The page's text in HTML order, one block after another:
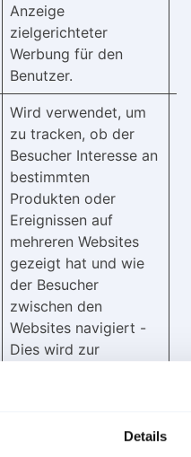
Details
Anzeige
zielgerichteter
Werbung für den
Benutzer.
Wird verwendet, um
zu tracken, ob der
Besucher Interesse an
bestimmten
Produkten oder
Ereignissen auf
mehreren Websites
gezeigt hat und wie
der Besucher
zwischen den
Websites navigiert -
Dies wird zur